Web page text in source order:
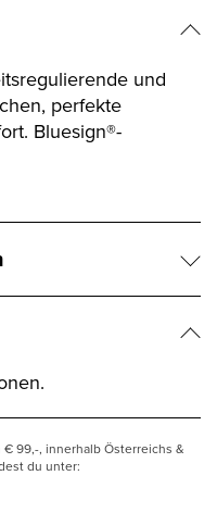
und
perfekte
Bluesign®-
99,-, innerhalb Österreichs &
du unter: